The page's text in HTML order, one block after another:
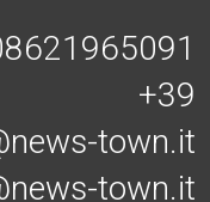
+39
town.it
town.it